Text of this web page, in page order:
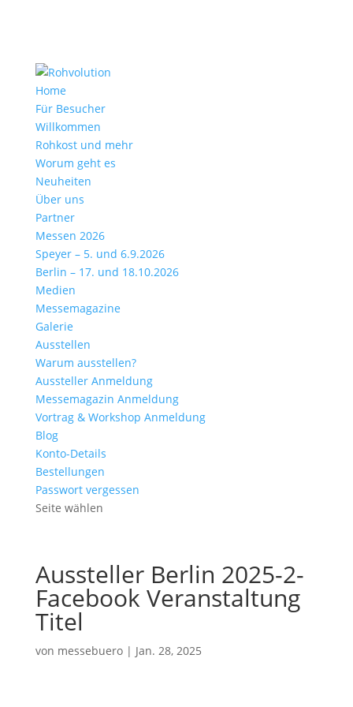
Home
Für Besucher
Willkommen
Rohkost und mehr
Worum geht es
Neuheiten
Über uns
Partner
Messen 2026
Speyer – 5. und 6.9.2026
Berlin – 17. und 18.10.2026
Medien
Messemagazine
Galerie
Ausstellen
Warum ausstellen?
Aussteller Anmeldung
Messemagazin Anmeldung
Vortrag & Workshop Anmeldung
Blog
Konto-Details
Bestellungen
Passwort vergessen
Seite wählen
Aussteller Berlin 2025-2-
Facebook Veranstaltung
Titel
von messebuero| Jan. 28, 2025